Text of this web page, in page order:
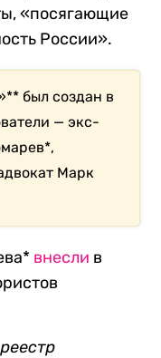
«посягающие
России».
был создан в
— экс-
Марк
внесли в